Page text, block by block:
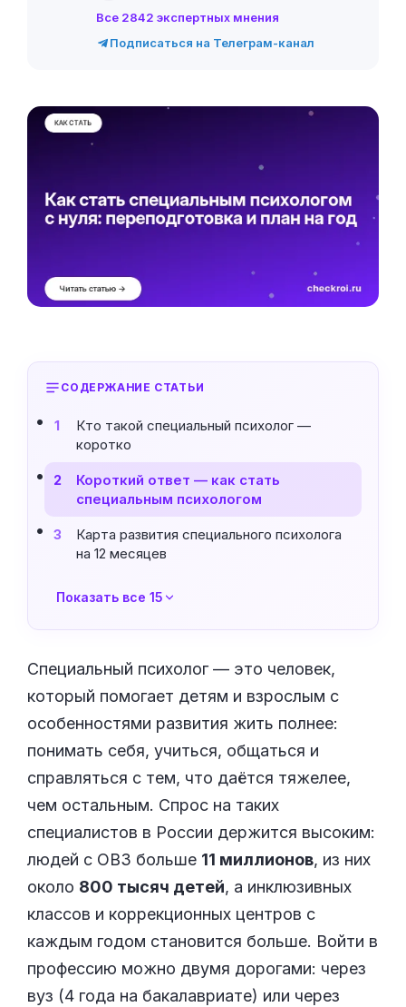
Все 2842 экспертных мнения
Подписаться на Телеграм-канал
СОДЕРЖАНИЕ СТАТЬИ
1
Кто такой специальный психолог —
коротко
2
Короткий ответ — как стать
специальным психологом
3
Карта развития специального психолога
на 12 месяцев
Показать все 15
Специальный психолог — это человек,
который помогает детям и взрослым с
особенностями развития жить полнее:
понимать себя, учиться, общаться и
справляться с тем, что даётся тяжелее,
чем остальным. Спрос на таких
специалистов в России держится высоким:
людей с ОВЗ больше 11 миллионов, из них
около 800 тысяч детей, а инклюзивных
классов и коррекционных центров с
каждым годом становится больше. Войти в
профессию можно двумя дорогами: через
вуз (4 года на бакалавриате) или через